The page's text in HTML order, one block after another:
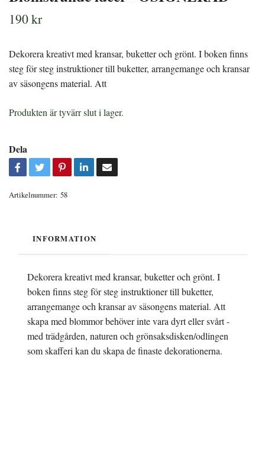
190 kr
Dekorera kreativt med kransar, buketter och grönt. I boken finns
steg för steg instruktioner till buketter, arrangemange och kransar
av säsongens material. Att
Produkten är tyvärr slut i lager.
Dela
Artikelnummer: 58
INFORMATION
Dekorera kreativt med kransar, buketter och grönt. I
boken finns steg för steg instruktioner till buketter,
arrangemange och kransar av säsongens material. Att
skapa med blommor behöver inte vara dyrt eller svårt -
med trädgården, naturen och grönsaksdisken/odlingen
som skafferi kan du skapa de finaste dekorationerna.